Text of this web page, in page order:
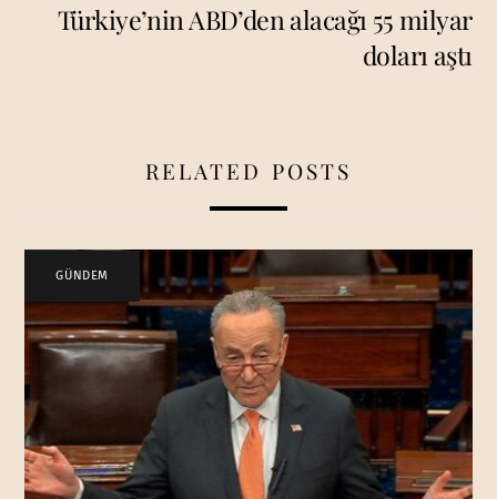
Türkiye’nin ABD’den alacağı 55 milyar
doları aştı
RELATED POSTS
GÜNDEM